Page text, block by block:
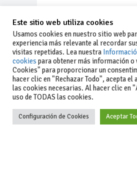
-Aviso legal
-Contacto
Este sitio web utiliza cookies
Usamos cookies en nuestro sitio web
experiencia más relevante al recordar
visitas repetidas. Lea nuestra
cookies para obtener más información o
Cookies" para proporcionar un
hacer clic en "Rechazar Todo", acepta el
las cookies necesarias. Al hacer clic en
uso de TODAS las cookies.
Configuración de Cookies Aceptar